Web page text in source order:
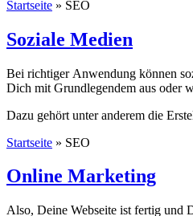
Startseite » SEO
Soziale Medien
Bei richtiger Anwendung können
Dich mit Grundlegendem aus oder
Dazu gehört unter anderem die
Startseite » SEO
Online Marketing
Also, Deine Webseite ist fertig und